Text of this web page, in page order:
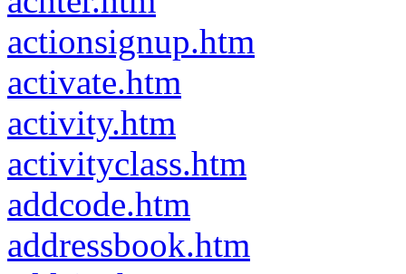
actionsignup.htm
activate.htm
activity.htm
activityclass.htm
addcode.htm
addressbook.htm